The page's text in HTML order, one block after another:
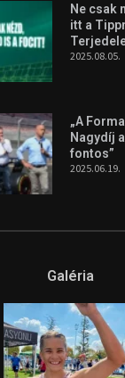
Ne csak
itt a
2025.08.05.
„A
Nagydíj
fontos”
2025.06.19.
Galéria